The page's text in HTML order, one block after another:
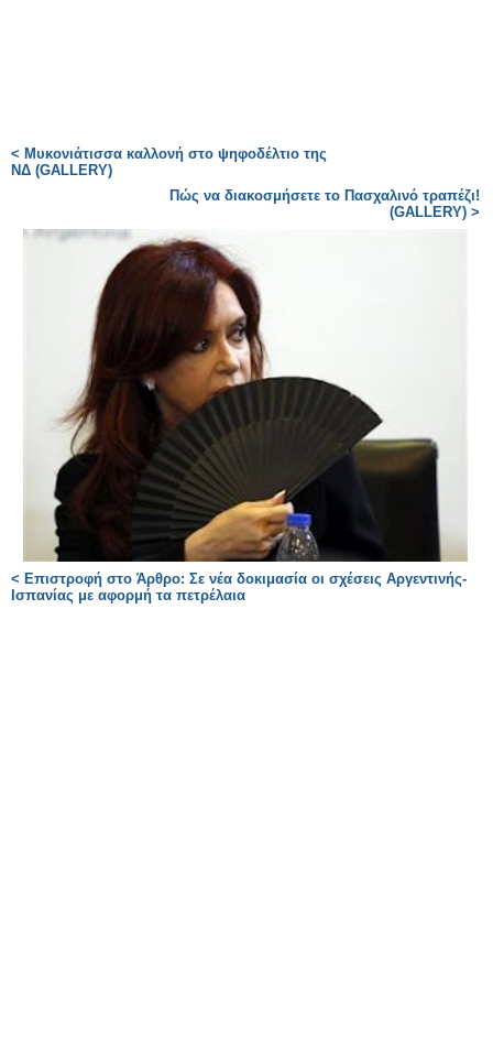
< Μυκονιάτισσα καλλονή στο ψηφοδέλτιο της
ΝΔ (GALLERY)
Πώς να διακοσμήσετε το Πασχαλινό τραπέζι!
(GALLERY) >
< Επιστροφή στο Άρθρο: Σε νέα δοκιμασία οι σχέσεις Αργεντινής-
Ισπανίας με αφορμή τα πετρέλαια